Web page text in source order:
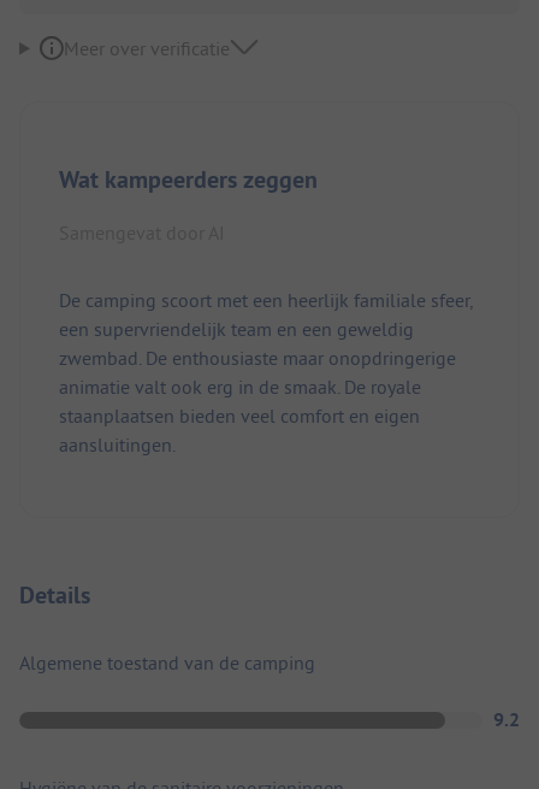
Meer over verificatie
Wat kampeerders zeggen
De camping scoort met een heerlijk familiale sfeer,
een supervriendelijk team en een geweldig
zwembad. De enthousiaste maar onopdringerige
animatie valt ook erg in de smaak. De royale
staanplaatsen bieden veel comfort en eigen
aansluitingen.
Details
Algemene toestand van de camping
9.2